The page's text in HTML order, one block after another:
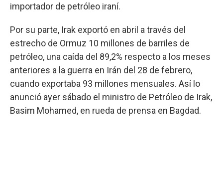
importador de petróleo iraní.
Por su parte, Irak exportó en abril a través del
estrecho de Ormuz 10 millones de barriles de
petróleo, una caída del 89,2% respecto a los meses
anteriores a la guerra en Irán del 28 de febrero,
cuando exportaba 93 millones mensuales. Así lo
anunció ayer sábado el ministro de Petróleo de Irak,
Basim Mohamed, en rueda de prensa en Bagdad.